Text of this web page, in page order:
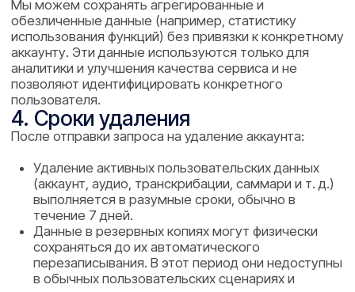
Политика конфиденциальности
Пользовательское соглашение
Документы и контакты
Дизайн сайта: Kris Anfalova
© 2025 ООО «Структура Лабс» ИНН 7453364859